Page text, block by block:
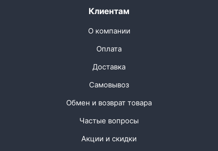
Клиентам
О компании
Оплата
Доставка
Самовывоз
Обмен и возврат товара
Частые вопросы
Акции и скидки